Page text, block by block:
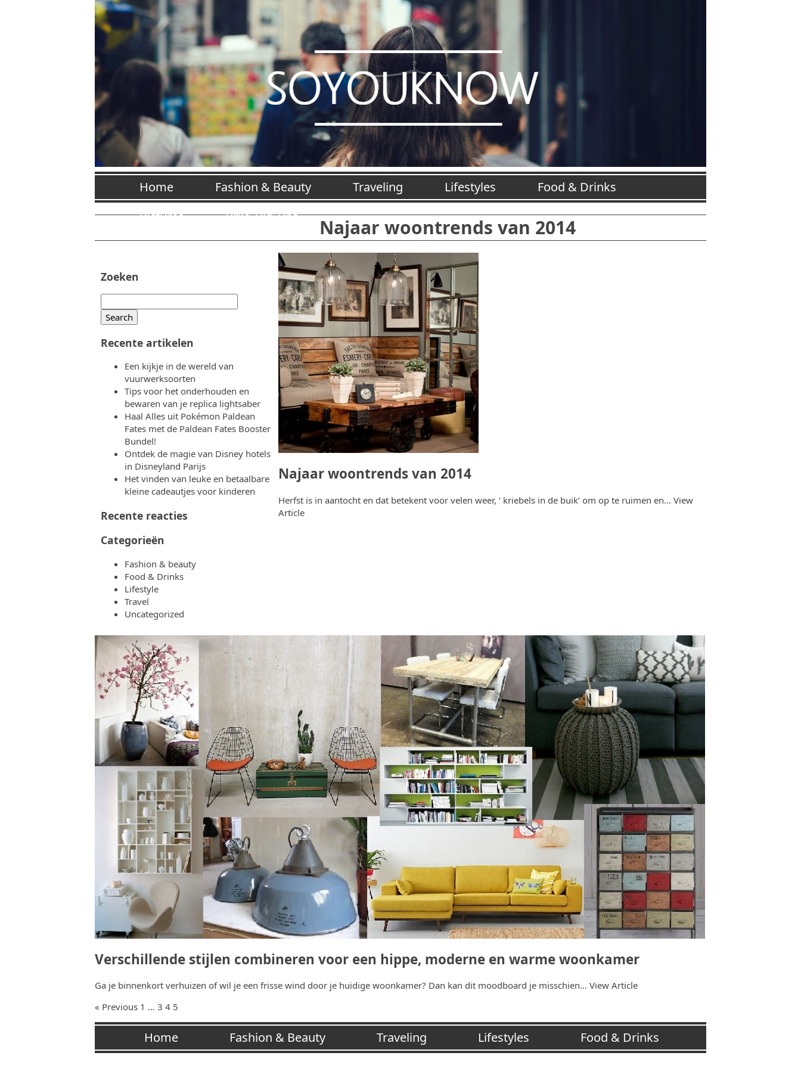
Home Fashion & Beauty Traveling Lifestyles
Food & Drinks
Pictures
Vrije Tijd Tips Najaar woontrends van 2014
Zoeken
for:
Recente artikelen
Een kijkje in de wereld van
vuurwerksoorten
Tips voor het onderhouden en
bewaren van je replica lightsaber
Haal Alles uit Pokémon Paldean
Fates met de Paldean Fates Booster
Bundel!
Ontdek de magie van Disney hotels
in Disneyland Parijs
Het vinden van leuke en betaalbare
kleine cadeautjes voor kinderen
Recente reacties
Categorieën
Fashion & beauty
Food & Drinks
Lifestyle
Travel
Uncategorized
Najaar woontrends van 2014
Herfst is in aantocht en dat betekent voor velen weer, ‘ kriebels in de buik’ om op te ruimen en... View
Article
Verschillende stijlen combineren voor een hippe, moderne en warme woonkamer
Ga je binnenkort verhuizen of wil je een frisse wind door je huidige woonkamer? Dan kan dit moodboard je misschien... View Article
« Previous 1 … 3 4 5
Home Fashion & Beauty Traveling Lifestyles
Food & Drinks